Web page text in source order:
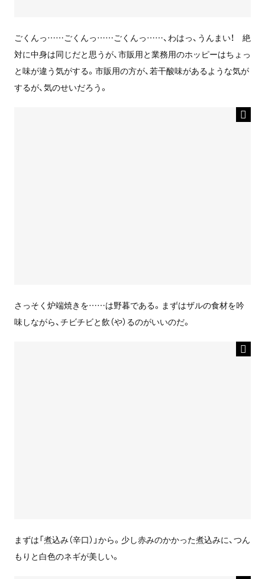
ごくんっ……ごくんっ……ごくんっ……、わはっ、うんまい！ 絶
対に中身は同じだと思うが、市販用と業務用のホッピーはちょっ
と味が違う気がする。市販用の方が、若干酸味があるような気が
するが、気のせいだろう。
さっそく炉端焼きを……は野暮である。まずはザルの食材を吟
味しながら、チビチビと飲（や）るのがいいのだ。
まずは「煮込み（辛口）」から。少し赤みのかかった煮込みに、つん
もりと白色のネギが美しい。